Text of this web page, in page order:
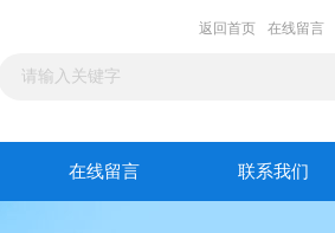
返回首页 在线留言
在线留言 联系我们